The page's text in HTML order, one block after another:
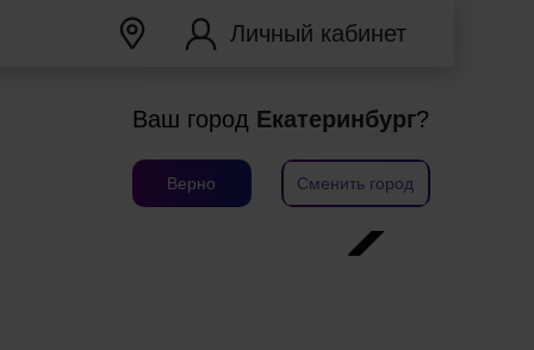
Личный кабинет
Ваш город Екатеринбург?
Верно Сменить город